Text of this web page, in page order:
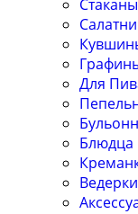
Стаканы
Для
Блюдца